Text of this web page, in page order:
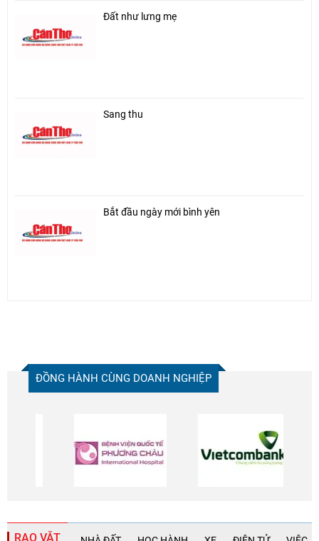
Đất như lưng mẹ
Sang thu
Bắt đầu ngày mới bình yên
ĐỒNG HÀNH CÙNG DOANH NGHIỆP
RAO VẶT